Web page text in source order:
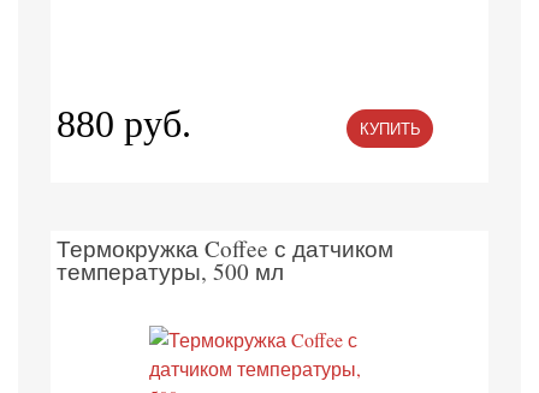
880 руб. КУПИТЬ
Термокружка Coffee с датчиком
температуры, 500 мл